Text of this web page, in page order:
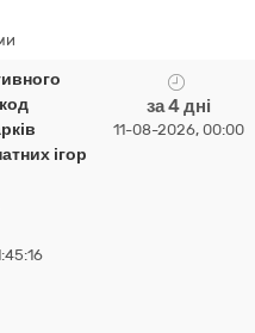
ігор
за 4 дні
11-08-2026, 00:00